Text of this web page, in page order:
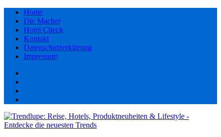
Home
Die Macher
Hotel Check
Kontakt
Datenschutzerklärung
Impressum